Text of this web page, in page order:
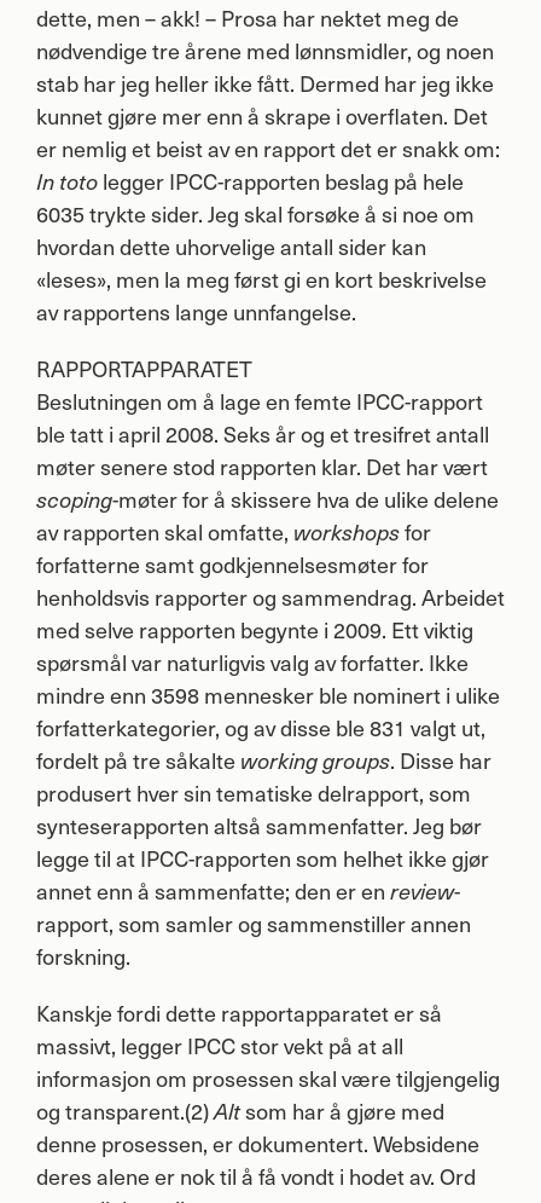
dette, men – akk! – Prosa har nektet meg de
nødvendige tre årene med lønnsmidler, og noen
stab har jeg heller ikke fått. Dermed har jeg ikke
kunnet gjøre mer enn å skrape i overflaten. Det
er nemlig et beist av en rapport det er snakk om:
In toto leggerIPCC-rapporten beslag på hele
6035 trykte sider. Jeg skal forsøke å si noe om
hvordan dette uhorvelige antall sider kan
«leses», men la meg først gi en kort beskrivelse
av rapportens lange unnfangelse.
RAPPORTAPPARATET
Beslutningen om å lage en femte IPCC-rapport
ble tatt i april 2008. Seks år og et tresifret antall
møter senere stod rapporten klar. Det har vært
scoping-møter for å skissere hva de ulike delene
av rapporten skal omfatte, workshopsfor
forfatterne samt godkjennelsesmøter for
henholdsvis rapporter og sammendrag. Arbeidet
med selve rapporten begynte i 2009. Ett viktig
spørsmål var naturligvis valg av forfatter. Ikke
mindre enn 3598 mennesker ble nominert i ulike
forfatterkategorier, og av disse ble 831 valgt ut,
fordelt på tre såkalte working groups. Disse har
produsert hver sin tematiske delrapport, som
synteserapporten altså sammenfatter. Jeg bør
legge til atIPCC-rapporten som helhet ikke gjør
annet enn å sammenfatte; den er en review-
rapport, som samler og sammenstiller annen
forskning.
Kanskje fordi dette rapportapparatet er så
massivt, leggerIPCCstor vekt på at all
informasjon om prosessen skal være tilgjengelig
og transparent.(2)Altsom har å gjøre med
denne prosessen, er dokumentert. Websidene
deres alene er nok til å få vondt i hodet av. Ord